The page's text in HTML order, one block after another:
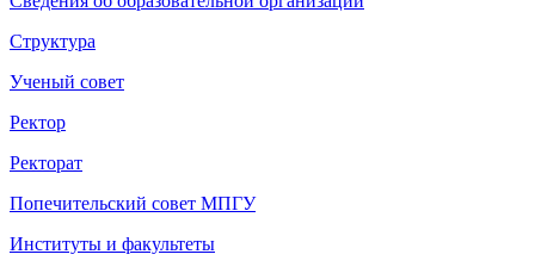
Структура
Ученый совет
Ректор
Ректорат
Попечительский совет МПГУ
Институты и факультеты